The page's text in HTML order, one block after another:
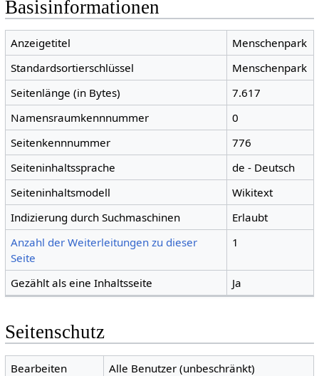
Basisinformationen
Anzeigetitel
Menschenpark
Standardsortierschlüssel
Menschenpark
Seitenlänge (in Bytes)
7.617
Namensraumkennnummer
0
Seitenkennnummer
776
Seiteninhaltssprache
de - Deutsch
Seiteninhaltsmodell
Wikitext
Indizierung durch Suchmaschinen
Erlaubt
Anzahl der Weiterleitungen zu dieser
Seite
1
Gezählt als eine Inhaltsseite Ja
Seitenschutz
Bearbeiten
Alle Benutzer (unbeschränkt)